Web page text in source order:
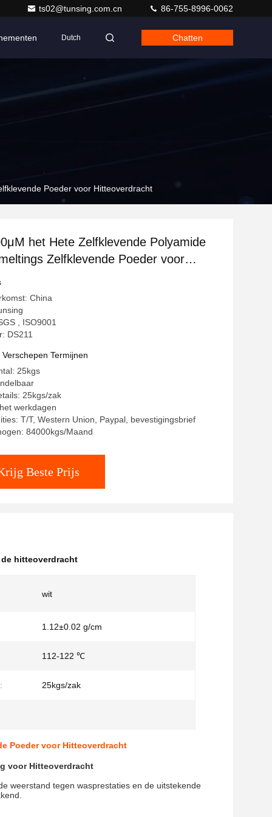
ts02@tunsing.com.cn 86-755-8996-0062
Dutch Chatten
Poeder voor Hitteoverdracht
het Hete Zelfklevende Polyamide
Zelfklevende Poeder voor
China
, ISO9001
DS211
Termijnen
25kgs
25kgs/zak
werkdagen
T/T, Western Union, Paypal, bevestigingsbrief
84000kgs/Maand
Beste Prijs
hitteoverdracht
wit
1.12±0.02 g/cm
112-122 ℃
25kgs/zak
Poeder voor Hitteoverdracht
voor Hitteoverdracht
weerstand tegen wasprestaties en de uitstekende